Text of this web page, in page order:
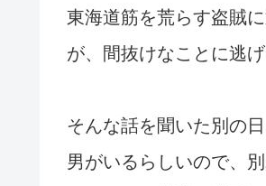
東海道筋を荒らす盗賊
が、間抜けなことに逃げ
そんな話を聞いた別の
男がいるらしいので、